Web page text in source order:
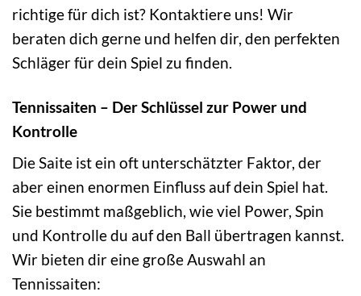
richtige für dich ist? Kontaktiere uns! Wir
beraten dich gerne und helfen dir, den perfekten
Schläger für dein Spiel zu finden.
Tennissaiten – Der Schlüssel zur Power und
Kontrolle
Die Saite ist ein oft unterschätzter Faktor, der
aber einen enormen Einfluss auf dein Spiel hat.
Sie bestimmt maßgeblich, wie viel Power, Spin
und Kontrolle du auf den Ball übertragen kannst.
Wir bieten dir eine große Auswahl an
Tennissaiten: